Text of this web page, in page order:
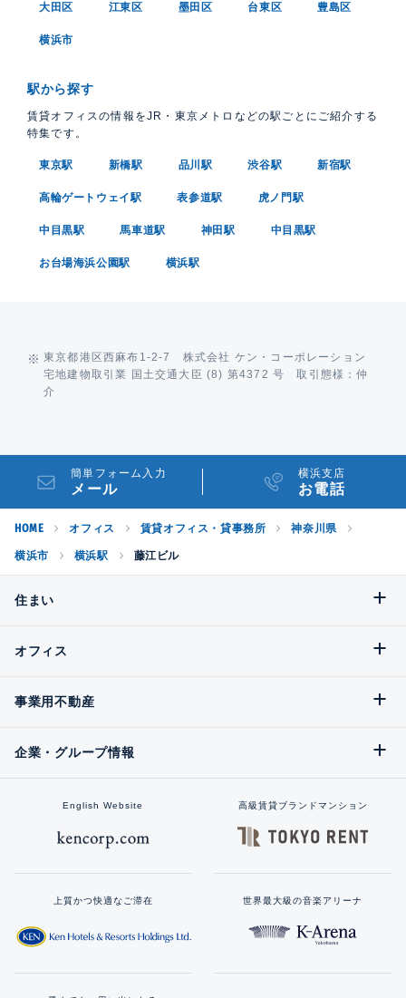
大田区 江東区 墨田区 台東区 豊島区
横浜市
駅から探す
賃貸オフィスの情報をJR・東京メトロなどの駅ごとにご紹介する
特集です。
東京駅 新橋駅 品川駅 渋谷駅 新宿駅
高輪ゲートウェイ駅 表参道駅 虎ノ門駅
中目黒駅 馬車道駅 神田駅 中目黒駅
お台場海浜公園駅 横浜駅
東京都港区西麻布1-2-7 株式会社 ケン・コーポレーション
宅地建物取引業 国土交通大臣 (8) 第4372 号 取引態様：仲
介
簡単フォーム入力
メール
横浜支店
お電話
HOME オフィス 賃貸オフィス・貸事務所 神奈川県
横浜市 横浜駅 藤江ビル
住まい
オフィス
事業用不動産
企業・グループ情報
English Website 高級賃貸ブランドマンション
上質かつ快適なご滞在 世界最大級の音楽アリーナ